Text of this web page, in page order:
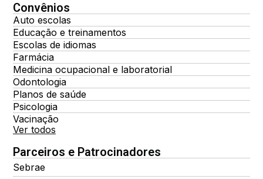
Convênios
Auto escolas
Educação e treinamentos
Escolas de idiomas
Farmácia
Medicina ocupacional e laboratorial
Odontologia
Planos de saúde
Psicologia
Vacinação
Ver todos
Parceiros e Patrocinadores
Sebrae